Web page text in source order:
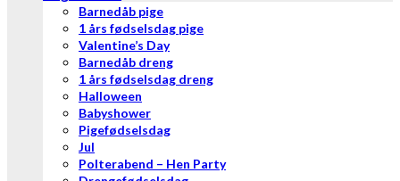
Barnedåb pige
1 års fødselsdag pige
Valentine’s Day
Barnedåb dreng
1 års fødselsdag dreng
Halloween
Babyshower
Pigefødselsdag
Jul
Polterabend – Hen Party